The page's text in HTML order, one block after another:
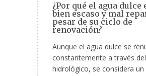
¿Por qué el agua dulce
bien escaso y mal
pesar de su ciclo de
renovación?
Aunque el agua dulce se
constantemente a través
hidrológico, se considera un